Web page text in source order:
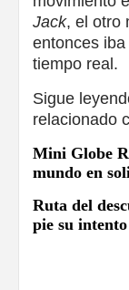
Jack, el otro
entonces
tiempo real.
Sigue
relacionado
Mini Globe
mundo en
Ruta del
pie su